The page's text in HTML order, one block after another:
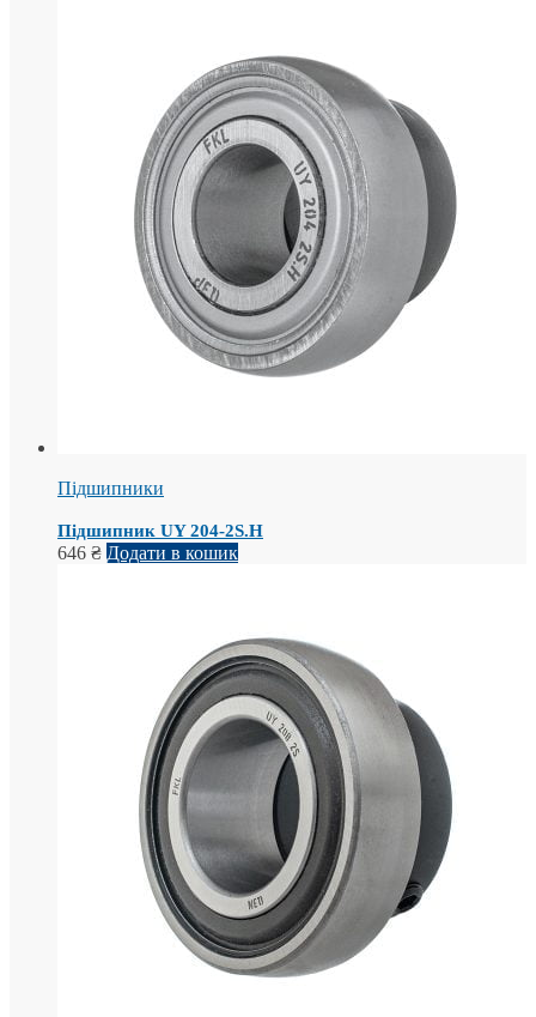
Підшипники
Підшипник UY 204-2S.H
646 ₴ Додати в кошик